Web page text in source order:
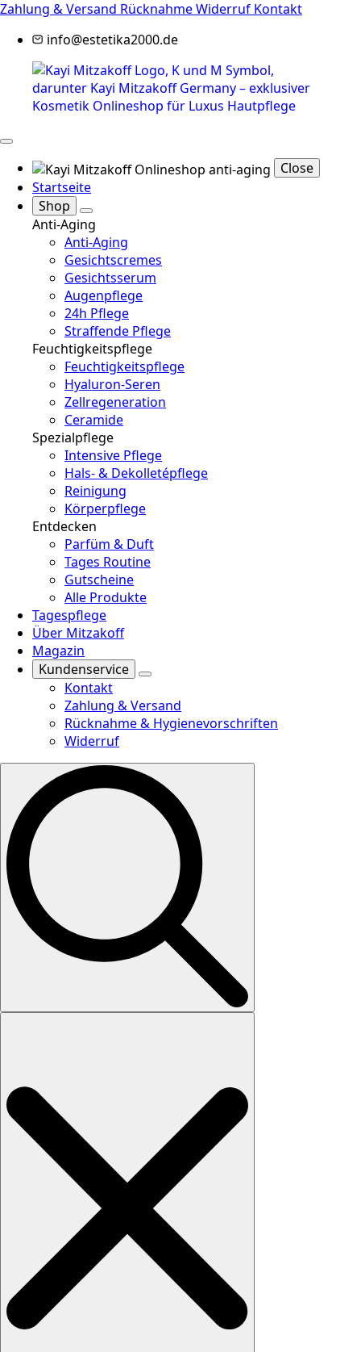
Zahlung & Versand RücknahmeWiderruf Kontakt
info@estetika2000.de
Close
Startseite
Shop
Anti-Aging
Anti-Aging
Gesichtscremes
Gesichtsserum
Augenpflege
24h Pflege
Straffende Pflege
Feuchtigkeitspflege
Feuchtigkeitspflege
Hyaluron-Seren
Zellregeneration
Ceramide
Spezialpflege
Intensive Pflege
Hals- & Dekolletépflege
Reinigung
Körperpflege
Entdecken
Parfüm & Duft
Tages Routine
Gutscheine
Alle Produkte
Tagespflege
Über Mitzakoff
Magazin
Kundenservice
Kontakt
Zahlung & Versand
Rücknahme & Hygienevorschriften
Widerruf
Search